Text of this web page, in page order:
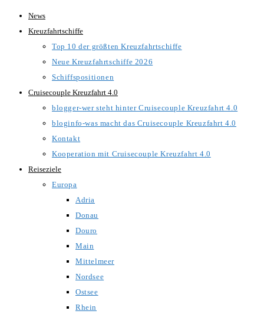
Zum
Inhalt
News
Kreuzfahrtschiffe
Top 10 der größten Kreuzfahrtschiffe
Neue Kreuzfahrtschiffe 2026
Schiffspositionen
Cruisecouple Kreuzfahrt 4.0
blogger-wer steht hinter Cruisecouple Kreuzfahrt 4.0
bloginfo-was macht das Cruisecouple Kreuzfahrt 4.0
Kontakt
Kooperation mit Cruisecouple Kreuzfahrt 4.0
Reiseziele
Europa
Adria
Donau
Douro
Main
Mittelmeer
Nordsee
Ostsee
Rhein